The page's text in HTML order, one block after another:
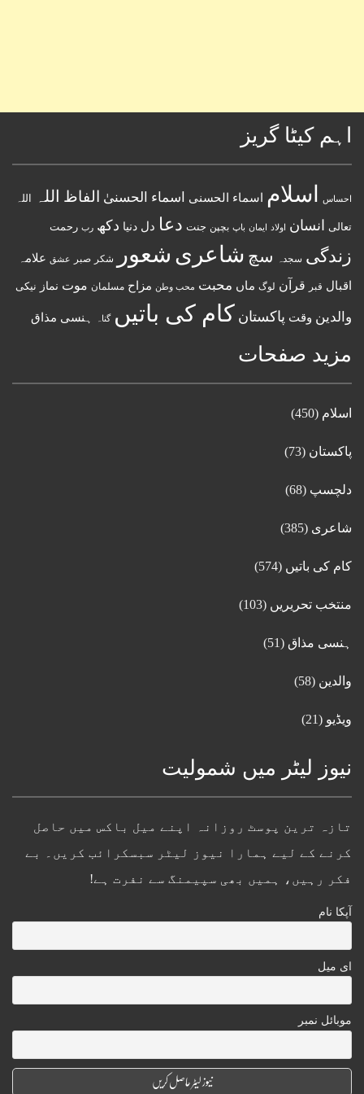
اہم کیٹا گریز
احساس اسلام اسماء الحسنى اسماء الحسنیٰ الفاظ اللہ اللہ
تعالی انسان اولاد ایمان باپ بچپن جنت دعا دل دنیا دکھ رب رحمت
زندگی سجدہ سچ شاعری شعور شکر صبر عشق علامہ
اقبال قبر قرآن لوگ ماں محبت محب وطن مزاح مسلمان موت نماز نیکی
والدین وقت پاکستان کام کی باتیں گناہ ہنسی مذاق
مزید صفحات
اسلام (450)
پاکستان (73)
دلچسپ (68)
شاعری (385)
کام کی باتیں (574)
منتخب تحریریں (103)
ہنسی مذاق (51)
والدین (58)
ویڈیو (21)
نیوز لیٹر میں شمولیت
تازہ ترین پوسٹ روزانہ اپنے میل باکس میں حاصل
کرنے کے لیے ہمارا نیوز لیٹر سبسکرائب کریں۔ بے
فکر رہیں، ہمیں بھی سپیمنگ سے نفرت ہے!
آپکا نام
ای میل
موبائل نمبر